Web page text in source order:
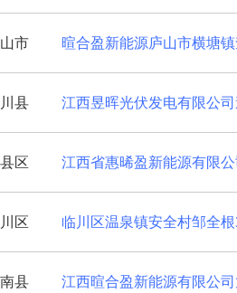
市
县
区
区
县